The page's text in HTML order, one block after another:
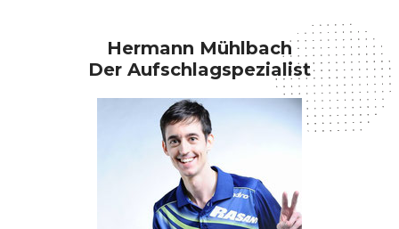
Hermann Mühlbach
Der Aufschlagspezialist